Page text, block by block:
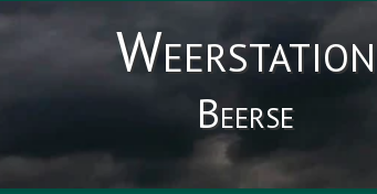
Weerstation
Beerse